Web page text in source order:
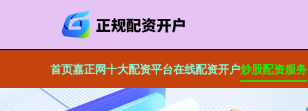
首页嘉正网十大配资平台在线配资开户炒股配资服务